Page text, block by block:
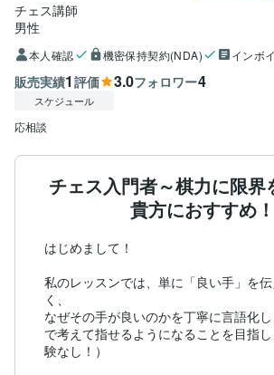
チェス講師
男性
本人確認 機密保持契約(NDA) インボ
販売実績1 評価 3.0フォロワー4
スケジュール
応相談
チェス入門者～棋力に限界
貴方におすすめ！
はじめまして！
私のレッスンでは、単に「良い手」を
く、
なぜその手が良いのかを丁寧に言語化
で考えて指せるようになることを目指
験なし！）